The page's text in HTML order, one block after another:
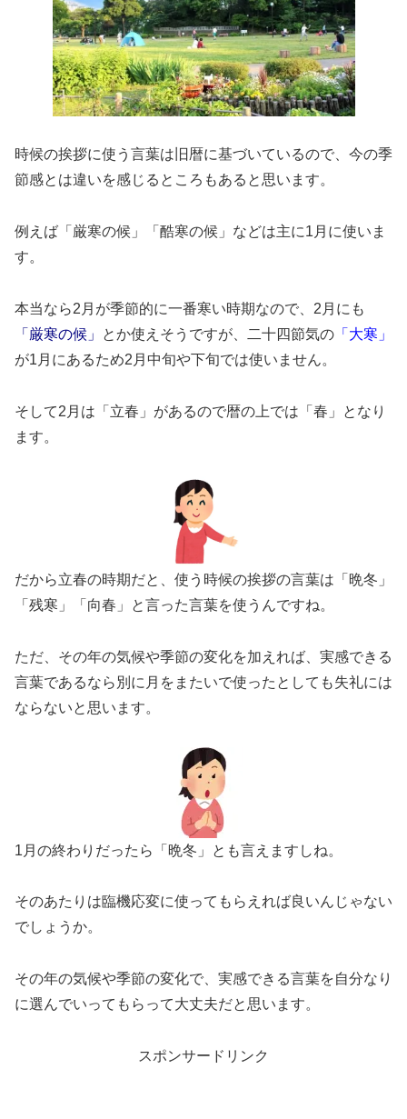
時候の挨拶に使う言葉は旧暦に基づいているので、今の季
節感とは違いを感じるところもあると思います。
例えば「厳寒の候」「酷寒の候」などは主に1月に使いま
す。
本当なら2月が季節的に一番寒い時期なので、2月にも
「厳寒の候」
とか使えそうですが、二十四節気の 「大寒」
が1月にあるため2月中旬や下旬では使いません。
そして2月は「立春」があるので暦の上では「春」となり
ます。
だから立春の時期だと、使う時候の挨拶の言葉は「晩冬」
「残寒」「向春」と言った言葉を使うんですね。
ただ、その年の気候や季節の変化を加えれば、実感できる
言葉であるなら別に月をまたいで使ったとしても失礼には
ならないと思います。
1月の終わりだったら「晩冬」とも言えますしね。
そのあたりは臨機応変に使ってもらえれば良いんじゃない
でしょうか。
その年の気候や季節の変化で、実感できる言葉を自分なり
に選んでいってもらって大丈夫だと思います。
スポンサードリンク